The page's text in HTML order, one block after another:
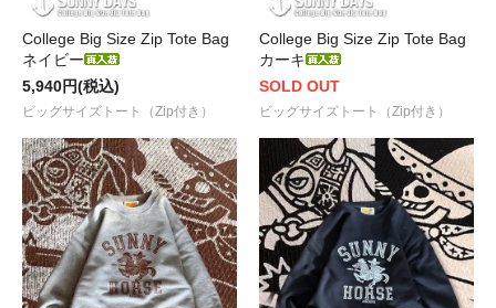
College Big Size Zip Tote Bag
ネイビー
5,940円(税込)
ビッグサイズトート（Zip付き）
College Big Size Zip Tote Bag
カーキ
SOLD OUT
ビッグサイズトート（Zip付き）